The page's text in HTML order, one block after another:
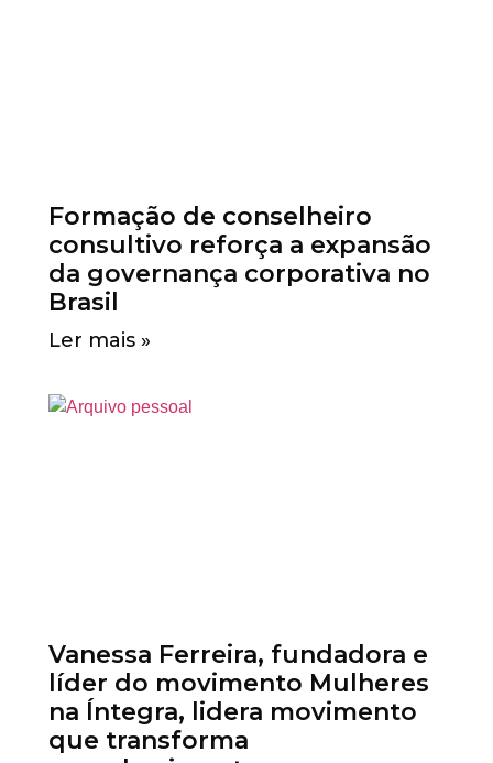
Formação de conselheiro
consultivo reforça a expansão
da governança corporativa no
Brasil
Ler mais »
Vanessa Ferreira, fundadora e
líder do movimento Mulheres
na Íntegra, lidera movimento
que transforma